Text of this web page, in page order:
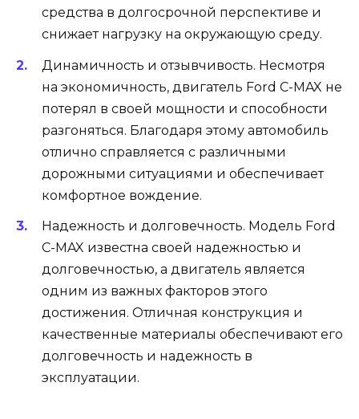
средства в долгосрочной перспективе и
снижает нагрузку на окружающую среду.
Динамичность и отзывчивость. Несмотря
на экономичность, двигатель Ford C-MAX не
потерял в своей мощности и способности
разгоняться. Благодаря этому автомобиль
отлично справляется с различными
дорожными ситуациями и обеспечивает
комфортное вождение.
Надежность и долговечность. Модель Ford
C-MAX известна своей надежностью и
долговечностью, а двигатель является
одним из важных факторов этого
достижения. Отличная конструкция и
качественные материалы обеспечивают его
долговечность и надежность в
эксплуатации.